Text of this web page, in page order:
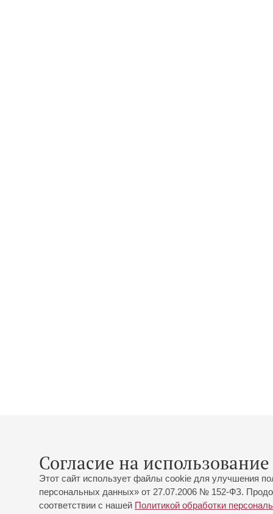
Согласие на
Этот сайт использует файлы cookie для улучшения
персональных данных» от 27.07.2006 № 152-ФЗ.
соответствии с нашей Политикой обработки